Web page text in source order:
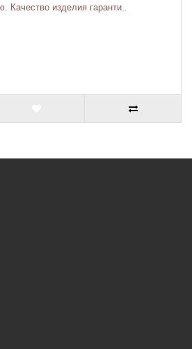
Качество изделия гаранти..